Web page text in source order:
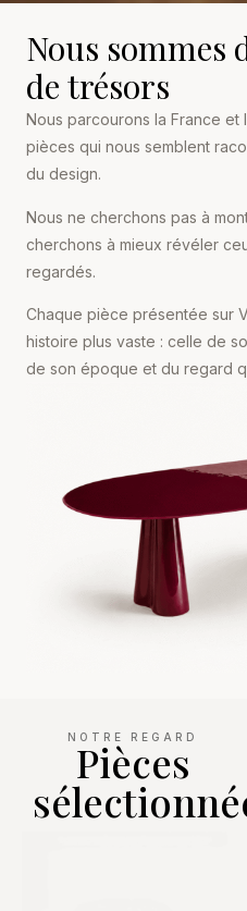
Nous sommes
de trésors
Nous parcourons la France et
pièces qui nous semblent
du design.
Nous ne cherchons pas à
cherchons à mieux révéler
regardés.
Chaque pièce présentée sur
histoire plus vaste : celle de
de son époque et du regard
NOTRE REGARD
Pièces